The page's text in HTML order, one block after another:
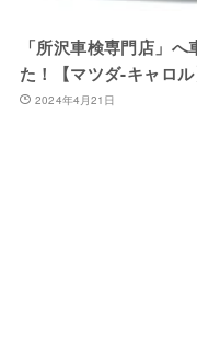
「所沢車検専門店」
た！【マツダ-キャロル
2024年4月21日